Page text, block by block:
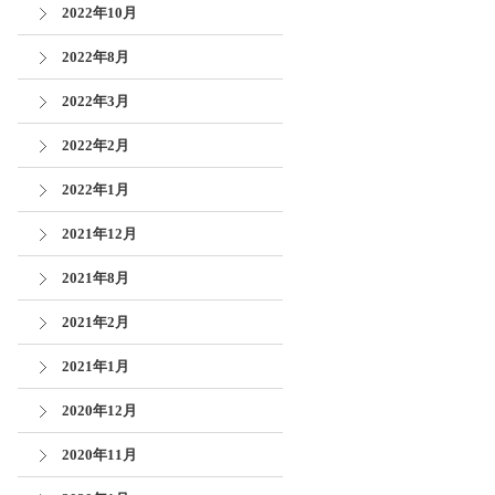
2022年10月
2022年8月
2022年3月
2022年2月
2022年1月
2021年12月
2021年8月
2021年2月
2021年1月
2020年12月
2020年11月